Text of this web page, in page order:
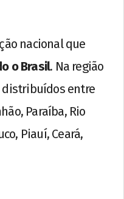
nacional que
o Brasil. Na região
distribuídos entre
Paraíba, Rio
Piauí, Ceará,